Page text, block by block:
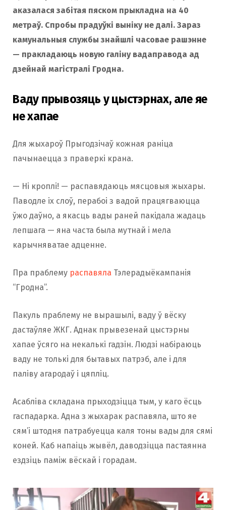
аказалася забітая пяском прыкладна на 40
метраў. Спробы прадуўкі выніку не далі. Зараз
камунальныя службы знайшлі часовае рашэнне
— пракладаюць новую галіну вадаправода ад
дзейнай магістралі Гродна.
Ваду прывозяць у цыстэрнах, але яе
не хапае
Для жыхароў Прыгодзічаў кожная раніца
пачынаецца з праверкі крана.
— Ні кроплі! — распавядаюць мясцовыя жыхары.
Паводле іх слоў, перабоі з вадой працягваюцца
ўжо даўно, а якасць вады раней пакідала жадаць
лепшага — яна часта была мутнай і мела
карычняватае адценне.
Пра праблему распавяла Тэлерадыёкампанія
“Гродна”.
Пакуль праблему не вырашылі, ваду ў вёску
дастаўляе ЖКГ. Аднак прывезенай цыстэрны
хапае ўсяго на некалькі гадзін. Людзі набіраюць
ваду не толькі для бытавых патрэб, але і для
паліву агародаў і цяпліц.
Асабліва складана прыходзіцца тым, у каго ёсць
гаспадарка. Адна з жыхарак распавяла, што яе
сям’і штодня патрабуецца каля тоны вады для сямі
коней. Каб напаіць жывёл, даводзіцца пастаянна
ездзіць паміж вёскай і горадам.